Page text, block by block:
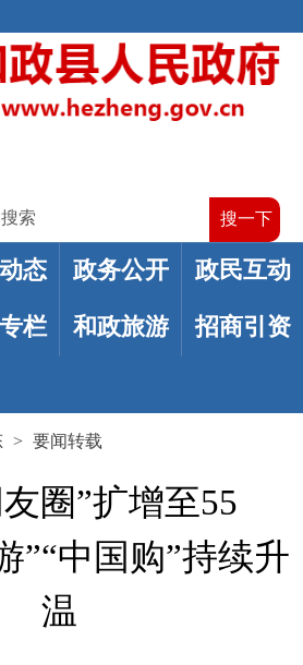
态 政务公开 政民互动
栏 和政旅游 招商引资
> 要闻转载
圈”扩增至55
”“中国购”持续升
温